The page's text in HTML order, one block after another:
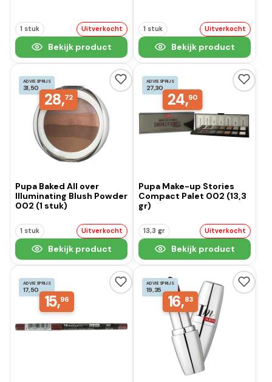
1 stuk Uitverkocht
Bekijk product
1 stuk Uitverkocht
Bekijk product
ADVIESPRIJS
31,50
28,72
Pupa Baked All over
Illuminating Blush Powder
002 (1 stuk)
1 stuk Uitverkocht
Bekijk product
ADVIESPRIJS
27,30
24,90
Pupa Make-up Stories
Compact Palet 002 (13,3
gr)
13,3 gr Uitverkocht
Bekijk product
ADVIESPRIJS
17,50
15,96
ADVIESPRIJS
19,35
16,83